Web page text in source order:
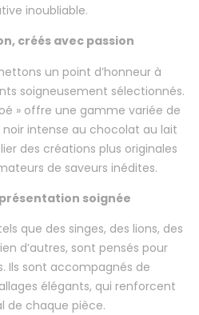
inoubliable.
créés avec passion
un point d’honneur à
soigneusement sélectionnés.
» offre une gamme variée de
intense au chocolat au lait
des créations plus originales
de saveurs inédites.
soignée
que des singes, des lions, des
d’autres, sont pensés pour
Ils sont accompagnés de
élégants, qui renforcent
de chaque pièce.